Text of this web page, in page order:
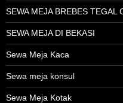
SEWA MEJA BREBES TEGAL
SEWA MEJA DI BEKASI
Sewa Meja Kaca
Sewa meja konsul
Sewa Meja Kotak